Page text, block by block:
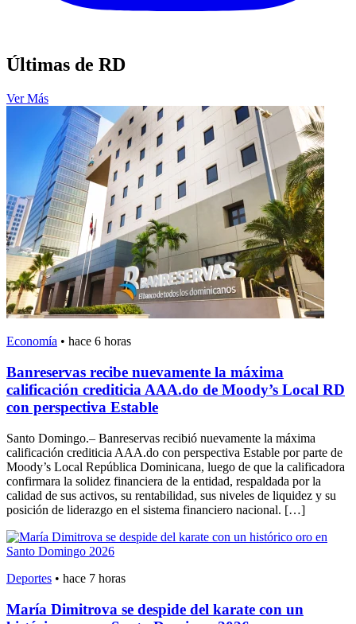
Últimas de RD
Ver Más
Economía • hace 6 horas
Banreservas recibe nuevamente la máxima
calificación crediticia AAA.do de Moody’s Local RD
con perspectiva Estable
Santo Domingo.– Banreservas recibió nuevamente la máxima
calificación crediticia AAA.do con perspectiva Estable por parte de
Moody’s Local República Dominicana, luego de que la calificadora
confirmara la solidez financiera de la entidad, respaldada por la
calidad de sus activos, su rentabilidad, sus niveles de liquidez y su
posición de liderazgo en el sistema financiero nacional. […]
Deportes • hace 7 horas
María Dimitrova se despide del karate con un